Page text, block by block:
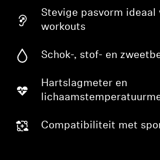
Stevige pasvorm ideaal
workouts
Schok-, stof- en
Hartslagmeter en
Compatibiliteit met